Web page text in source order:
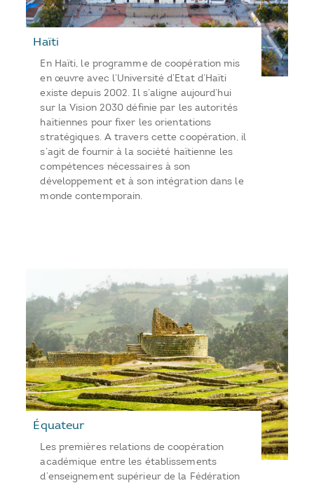
Haïti
En Haïti, le programme de coopération mis
en œuvre avec l’Université d’Etat d’Haïti
existe depuis 2002. Il s’aligne aujourd’hui
sur la Vision 2030 définie par les autorités
haïtiennes pour fixer les orientations
stratégiques. A travers cette coopération, il
s’agit de fournir à la société haïtienne les
compétences nécessaires à son
développement et à son intégration dans le
monde contemporain.
Équateur
Les premières relations de coopération
académique entre les établissements
d’enseignement supérieur de la Fédération